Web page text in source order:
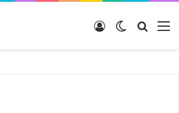
Switch skin
Войти